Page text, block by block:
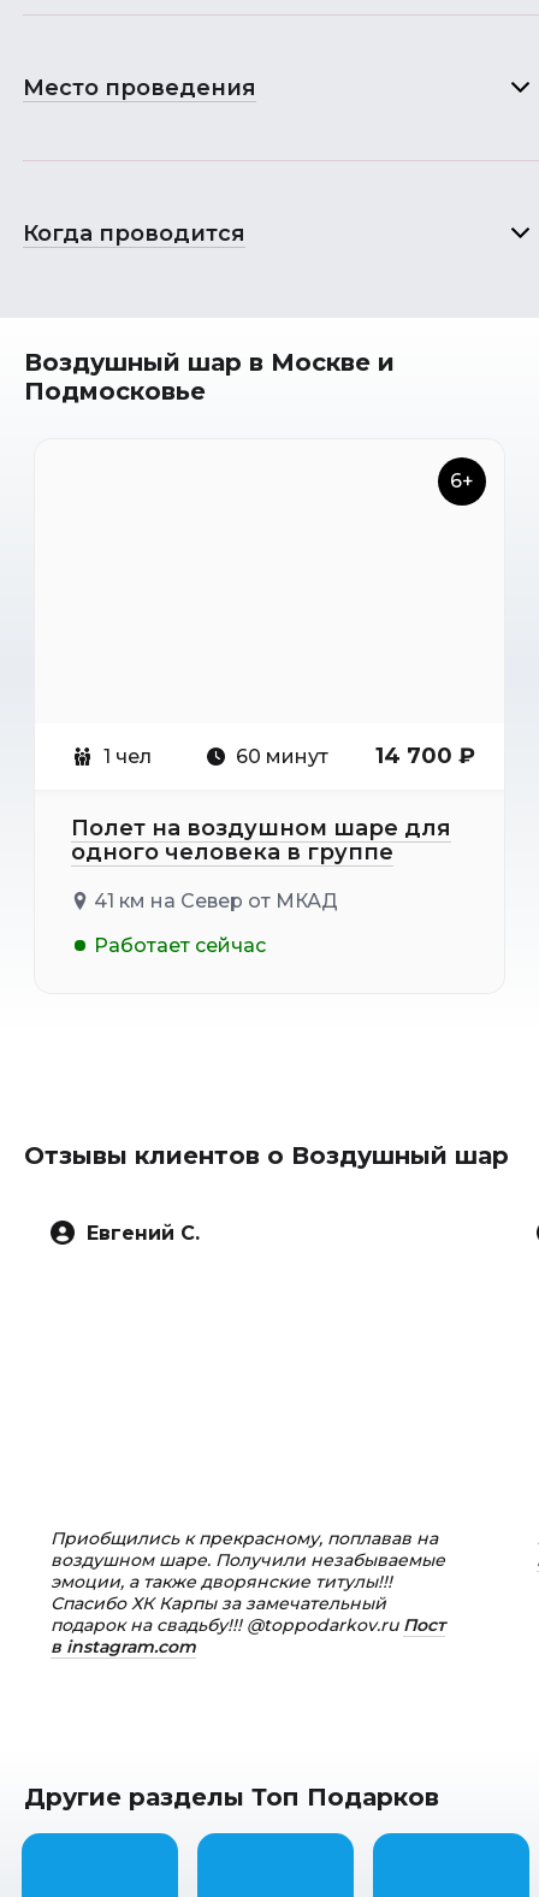
Место проведения
Когда проводится
Воздушный шар в Москве и
Подмосковье
6+
1 чел 60 минут 14 700 ₽
Полет на воздушном шаре для
одного человека в группе
41 км на Север от МКАД
Работает сейчас
Отзывы клиентов о Воздушный шар
Евгений С.
Приобщились к прекрасному, поплавав на
воздушном шаре. Получили незабываемые
эмоции, а также дворянские титулы!!!
Спасибо ХК Карпы за замечательный
подарок на свадьбу!!! @toppodarkov.ru Пост
в instagram.com
Другие разделы Топ Подарков